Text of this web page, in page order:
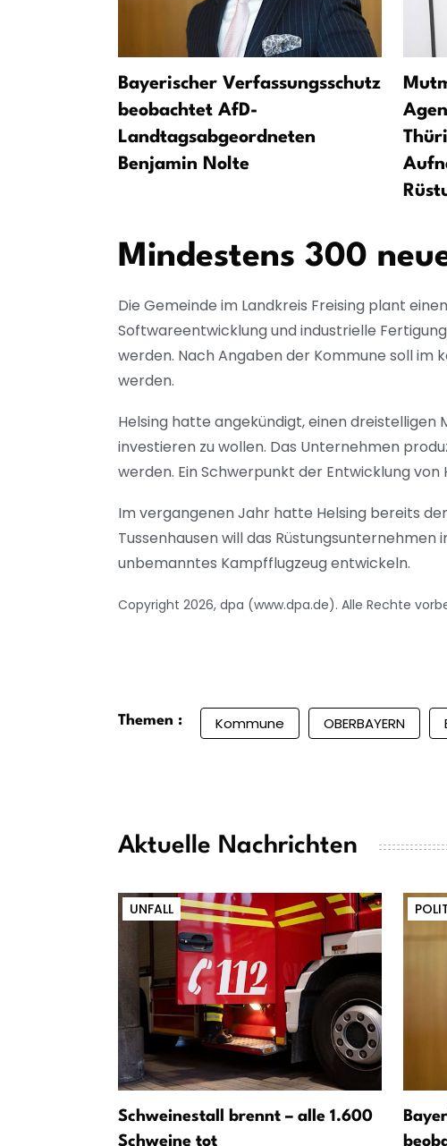
Bayerischer Verfassungsschutz
beobachtet AfD-
Landtagsabgeordneten
Benjamin Nolte
Mindestens 300
Die Gemeinde im Landkreis Freising plant
Softwareentwicklung und industrielle
werden. Nach Angaben der Kommune soll im
werden.
Helsing hatte angekündigt, einen dreistelligen
investieren zu wollen. Das Unternehmen
werden. Ein Schwerpunkt der Entwicklung von
Im vergangenen Jahr hatte Helsing bereits
Tussenhausen will das
unbemanntes Kampfflugzeug entwickeln.
Copyright 2026, dpa (www.dpa.de). Alle Rechte
Themen : Kommune OBERBAYERN
Aktuelle Nachrichten
UNFALL
Schweinestall brennt – alle 1.600
Schweine tot